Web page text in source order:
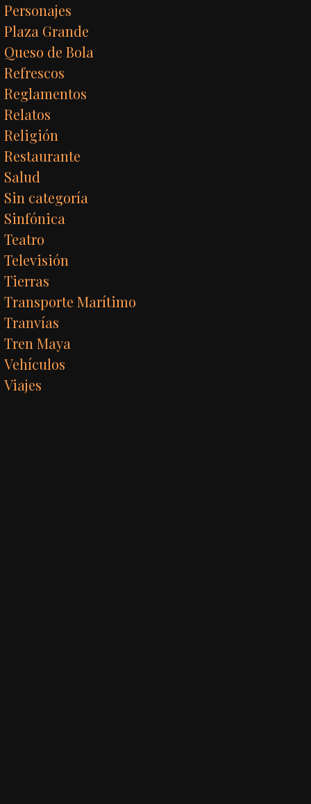
Personajes
Plaza Grande
Queso de Bola
Refrescos
Reglamentos
Relatos
Religión
Restaurante
Salud
Sin categoría
Sinfónica
Teatro
Televisión
Tierras
Transporte Marítimo
Tranvías
Tren Maya
Vehículos
Viajes